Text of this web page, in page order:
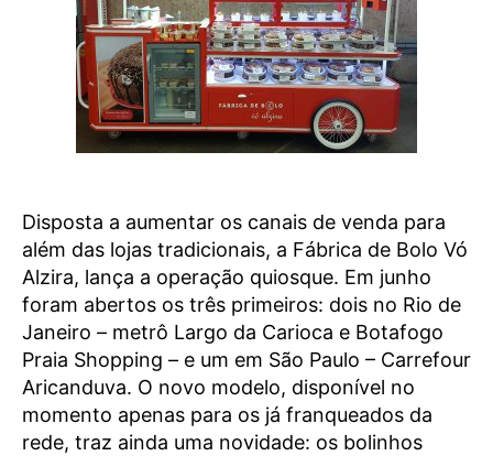
Disposta a aumentar os canais de venda para
além das lojas tradicionais, a Fábrica de Bolo Vó
Alzira, lança a operação quiosque. Em junho
foram abertos os três primeiros: dois no Rio de
Janeiro – metrô Largo da Carioca e Botafogo
Praia Shopping – e um em São Paulo – Carrefour
Aricanduva. O novo modelo, disponível no
momento apenas para os já franqueados da
rede, traz ainda uma novidade: os bolinhos